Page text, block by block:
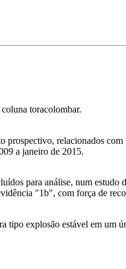
toracolombar.
relacionados
a janeiro de 2015.
para análise, num estudo
"1b", com força de
tipo explosão estável em um